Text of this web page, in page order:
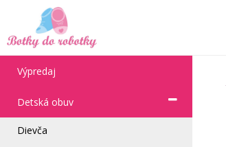
Výpredaj
Detská obuv
Dievča